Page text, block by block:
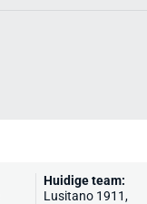
Huidige team:
Lusitano 1911,